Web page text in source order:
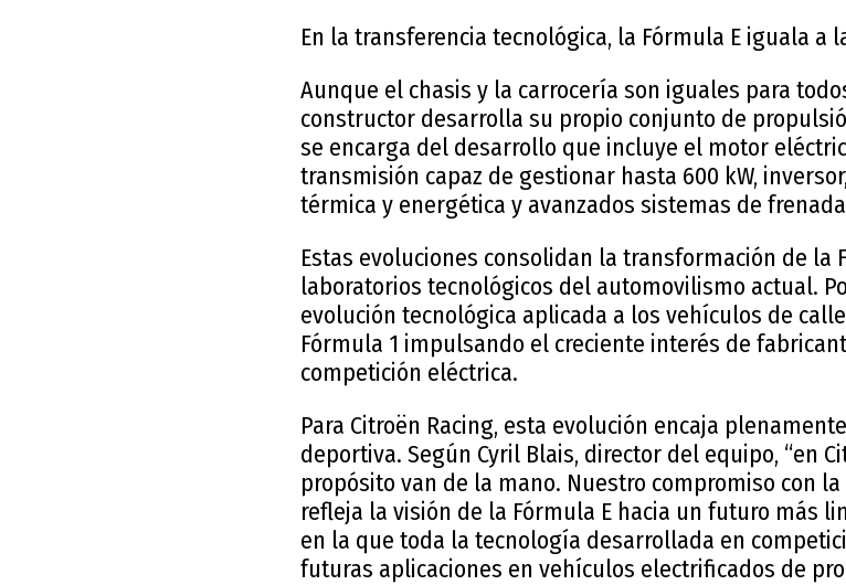
En la transferencia tecnológica, la Fórmula E iguala a
Aunque el chasis y la carrocería son iguales para
constructor desarrolla su propio conjunto de
se encarga del desarrollo que incluye el motor
transmisión capaz de gestionar hasta 600 kW,
térmica y energética y avanzados sistemas de
Estas evoluciones consolidan la transformación de la
laboratorios tecnológicos del automovilismo actual.
evolución tecnológica aplicada a los vehículos de
Fórmula 1 impulsando el creciente interés de
competición eléctrica.
Para Citroën Racing, esta evolución encaja
deportiva. Según Cyril Blais, director del equipo, “en
propósito van de la mano. Nuestro compromiso con
refleja la visión de la Fórmula E hacia un futuro más
en la que toda la tecnología desarrollada en
futuras aplicaciones en vehículos electrificados de